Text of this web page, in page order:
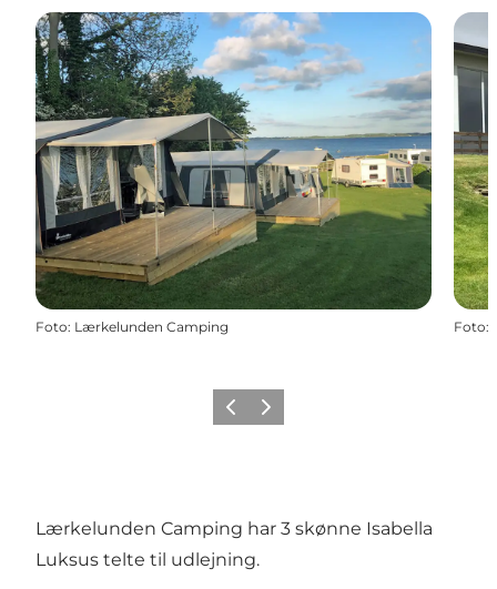
Foto: Lærkelunden Camping Foto:
ForrigeNæste
Lærkelunden Camping har 3 skønne Isabella
Luksus telte til udlejning.